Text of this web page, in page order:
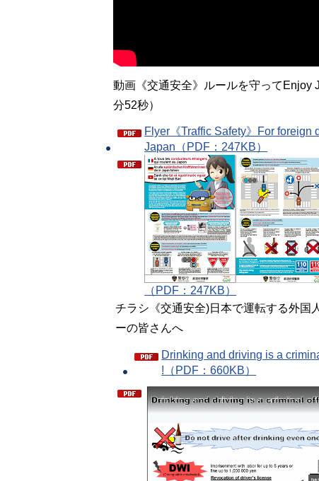
動画《交通安全》ルールを守ってEnjoy
分52秒）
Flyer《Traffic Safety》For foreign
Japan（PDF：247KB）
（PDF：247KB）
チラシ《交通安全)日本で運転する外国
ーの皆さんへ
Drinking and driving is a
!（PDF：660KB）